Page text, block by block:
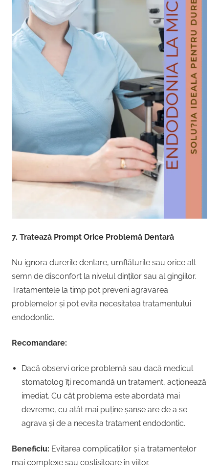
7. Tratează Prompt Orice Problemă Dentară
Nu ignora durerile dentare, umflăturile sau orice alt
semn de disconfort la nivelul dinților sau al gingiilor.
Tratamentele la timp pot preveni agravarea
problemelor și pot evita necesitatea tratamentului
endodontic.
Recomandare:
Dacă observi orice problemă sau dacă medicul
stomatolog îți recomandă un tratament, acționează
imediat. Cu cât problema este abordată mai
devreme, cu atât mai puține șanse are de a se
agrava și de a necesita tratament endodontic.
Beneficiu: Evitarea complicațiilor și a tratamentelor
mai complexe sau costisitoare în viitor.